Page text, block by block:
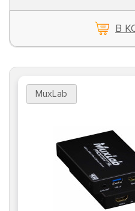
В
MuxLab